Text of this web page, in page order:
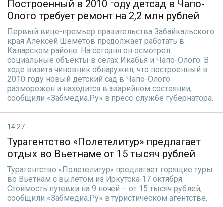
Построенный в 2010 году детсад в Чапо-
Олого требует ремонт на 2,2 млн рублей
Первый вице-премьер правительства Забайкальского
края Алексей Шеметов продолжает работать в
Каларском районе. На сегодня он осмотрел
социальные объекты в селах Икабья и Чапо-Олого. В
ходе визита чиновник обнаружил, что построенный в
2010 году новый детский сад в Чапо-Олого
разморожен и находится в аварийном состоянии,
сообщили «Забмедиа.Ру» в пресс-службе губернатора.
14:27
Турагентство «Полетелитур» предлагает
отдых во Вьетнаме от 15 тысяч рублей
Турагентство «Полетелитур» предлагает горящие туры
во Вьетнам с вылетом из Иркутска 17 октября.
Стоимость путевки на 9 ночей – от 15 тысяч рублей,
сообщили «Забмедиа.Ру» в туристическом агентстве.